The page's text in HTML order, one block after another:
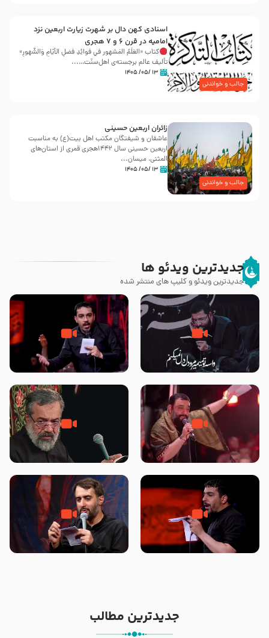
جالب و خواندنی
اسنادی کهن دال بر شهرت زیارت اربعین نزد
امامیه در قرن ۶ و ۷ هجری
کتاب «العَلَمُ المَشهور في فَوائِدِ فَضلِ الأيّامِ وَالشُّهورِ»
تألیف عالم برجسته‌ی اهل‌سنّت…...
۱۳ /۰۵/ ۱۴۰۵
جالب و خواندنی
زائران اربعین حسینی
عاشقان و شیفتگان مکتب اهل بیت(ع) به مناسبت
اربعین حسینی سال ۱۴۴۲هجری قمری از استان‌های
المثنی، میسان...
۱۳ /۰۵/ ۱۴۰۵
جدیدترین ویدئو ها
جدیدترین ویدئو و کلیپ های منتشر شده
مصداق کربلا – حاج حسین سیب
سرخی
شور ، حسینا! به‌ حق زهرا «أُنْظُرْ
إِلَینا» – عزاداری شب هفتم ماه
جانا جانا ابی عبدالله – کربلایی جواد
مقدم – شب هشتم محرم 1448 –
مادر منم مثل تو خمیدم – حاج
محمود کریمی – شهادت حضرت
هیئت رایة العباس علیه السلام
تک ، عبّاس، صاحب دل‌هاست –
حاج حنیف طاهری – عزاداری شب
من غلام نوکراتم من عاشق کربلاتم
– شور زمینه – شب هفتم – محرم
جدیدترین مطالب